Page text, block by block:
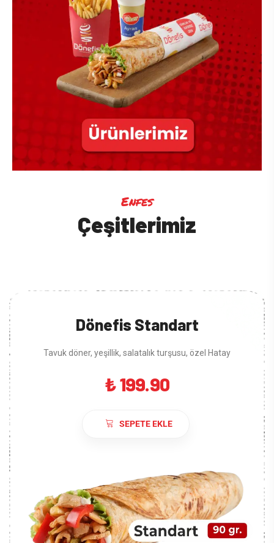
Enfes
Çeşitlerimiz
Dönefis Standart
Tavuk döner, yeşillik, salatalık turşusu, özel Hatay
₺ 199.90
SEPETE EKLE